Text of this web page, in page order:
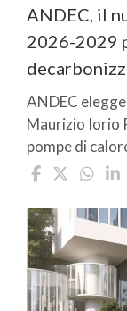
ANDEC, il
2026-2029
ANDEC
Maurizio Iorio
pompe di